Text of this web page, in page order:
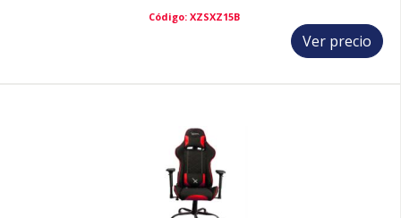
Código: XZSXZ15B
Ver precio